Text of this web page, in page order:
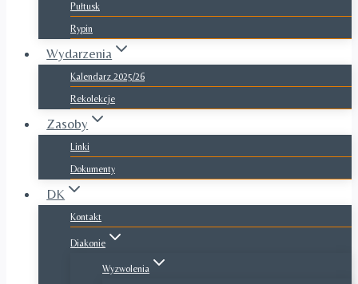
Pułtusk
Rypin
Wydarzenia
Kalendarz 2025/26
Rekolekcje
Zasoby
Linki
Dokumenty
DK
Kontakt
Diakonie
Wyzwolenia